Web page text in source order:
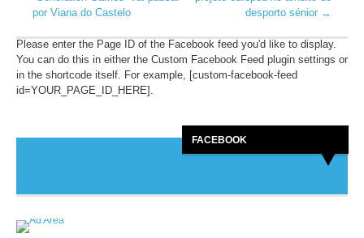
por Viana do Castelo
desporto sénior →
Please enter the Page ID of the Facebook feed you'd like to display.
You can do this in either the Custom Facebook Feed plugin settings or
in the shortcode itself. For example, [custom-facebook-feed
id=YOUR_PAGE_ID_HERE].
FACEBOOK